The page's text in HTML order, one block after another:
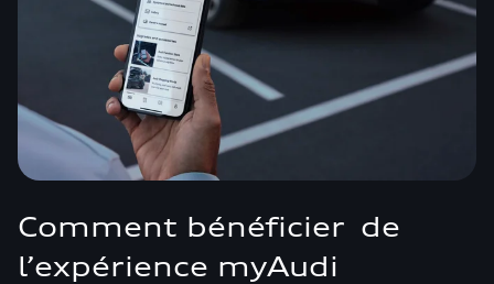
Comment bénéficier de
l’expérience myAudi